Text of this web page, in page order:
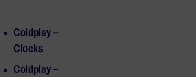
Coldplay –
Clocks
Coldplay –